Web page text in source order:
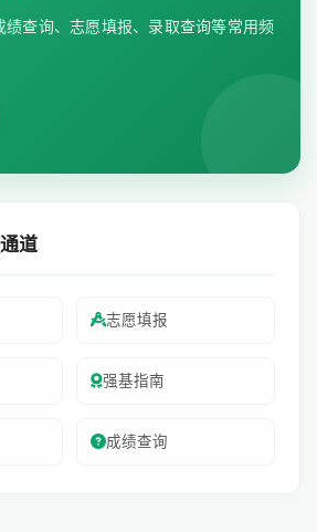
绩查询、志愿填报、录取查询等常用频
道
志愿填报
强基指南
成绩查询